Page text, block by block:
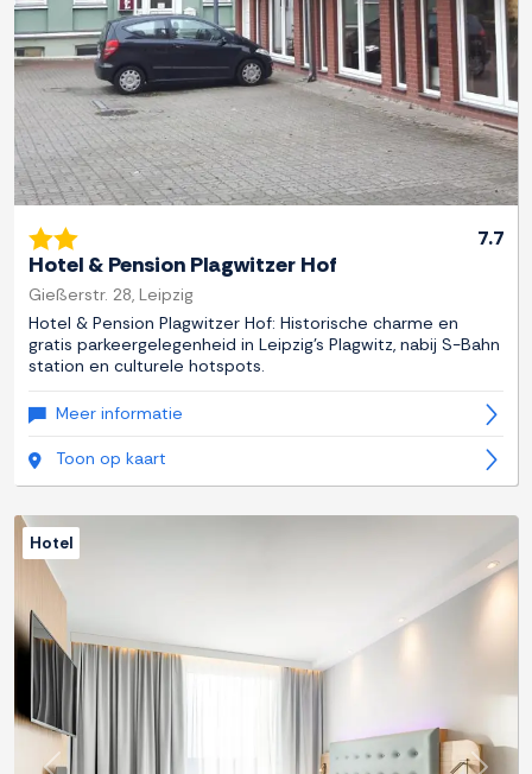
7.7
Hotel & Pension Plagwitzer Hof
Gießerstr. 28, Leipzig
Hotel & Pension Plagwitzer Hof: Historische charme en
gratis parkeergelegenheid in Leipzig's Plagwitz, nabij S-Bahn
station en culturele hotspots.
Meer informatie
Toon op kaart
Hotel